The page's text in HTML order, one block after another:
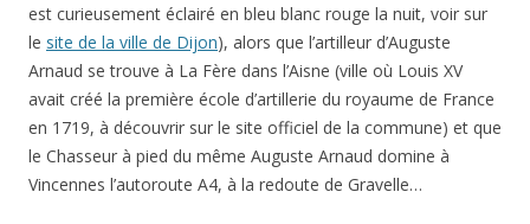
est curieusement éclairé en bleu blanc rouge la nuit, voir sur
le site de la ville de Dijon), alors que l’artilleur d’Auguste
Arnaud se trouve à La Fère dans l’Aisne (ville où Louis XV
avait créé la première école d’artillerie du royaume de France
en 1719, à découvrir sur le site officiel de la commune) et que
le Chasseur à pied du même Auguste Arnaud domine à
Vincennes l’autoroute A4, à la redoute de Gravelle…